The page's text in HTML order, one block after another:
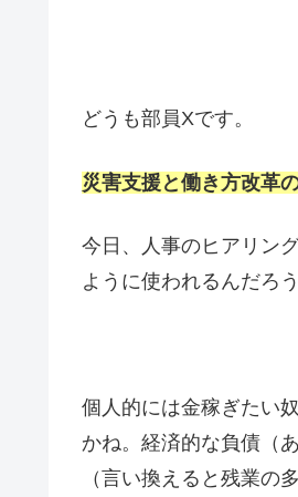
どうも部員Xです。
災害支援と働き方改革
今日、人事のヒアリン
ように使われるんだろ
個人的には金稼ぎたい
かね。経済的な負債（
（言い換えると残業の